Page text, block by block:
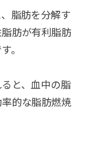
脂肪を分解す
肪が有利脂肪
。
と、血中の脂
的な脂肪燃焼